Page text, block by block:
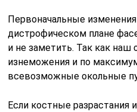
Первоначальные
дистрофическом плане
и не заметить. Так как наш
изнеможения и по
всевозможные окольные
Если костные